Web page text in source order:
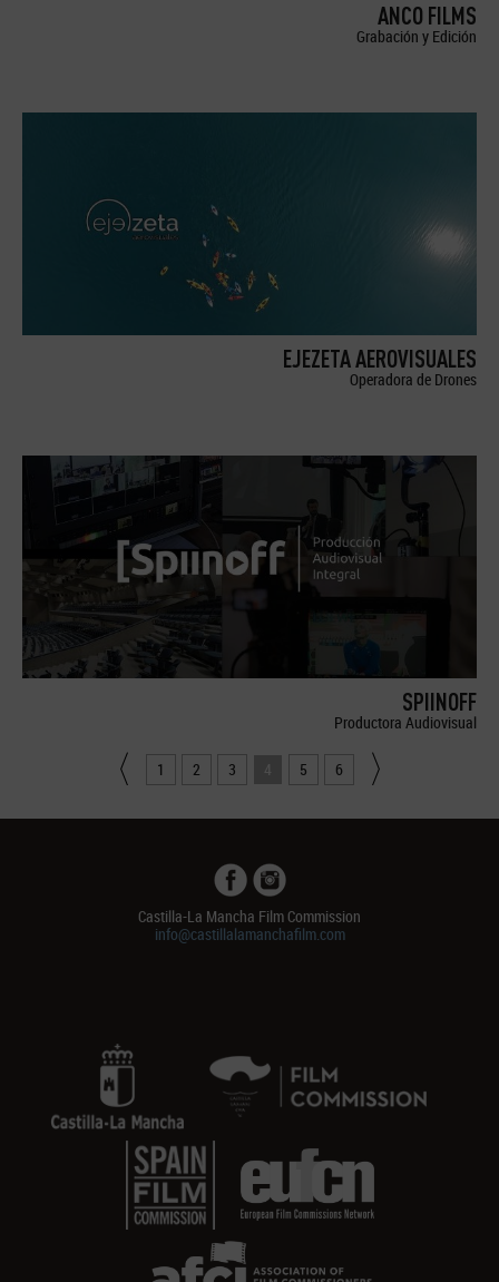
ANCO FILMS
Grabación y Edición
EJEZETA AEROVISUALES
Operadora de Drones
SPIINOFF
Productora Audiovisual
1 2 3 4 5 6
Castilla-La Mancha Film Commission
info@castillalamanchafilm.com